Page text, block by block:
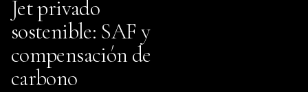
Jet privado
sostenible: SAF y
compensación de
carbono